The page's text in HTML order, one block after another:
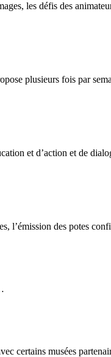
les défis des
plusieurs fois par
et d’action et de
des potes
certains musées